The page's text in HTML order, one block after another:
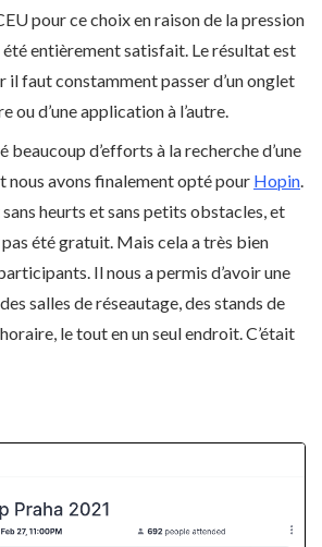
pour ce choix en raison de la pression
été entièrement satisfait. Le résultat est
il faut constamment passer d’un onglet
ou d’une application à l’autre.
beaucoup d’efforts à la recherche d’une
nous avons finalement opté pour Hopin.
sans heurts et sans petits obstacles, et
pas été gratuit. Mais cela a très bien
Il nous a permis d’avoir une
salles de réseautage, des stands de
le tout en un seul endroit. C’était